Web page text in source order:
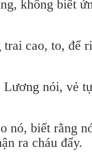
không biết
trai cao, to, để
nói, vẻ
nó, biết rằng
ra cháu đấy.